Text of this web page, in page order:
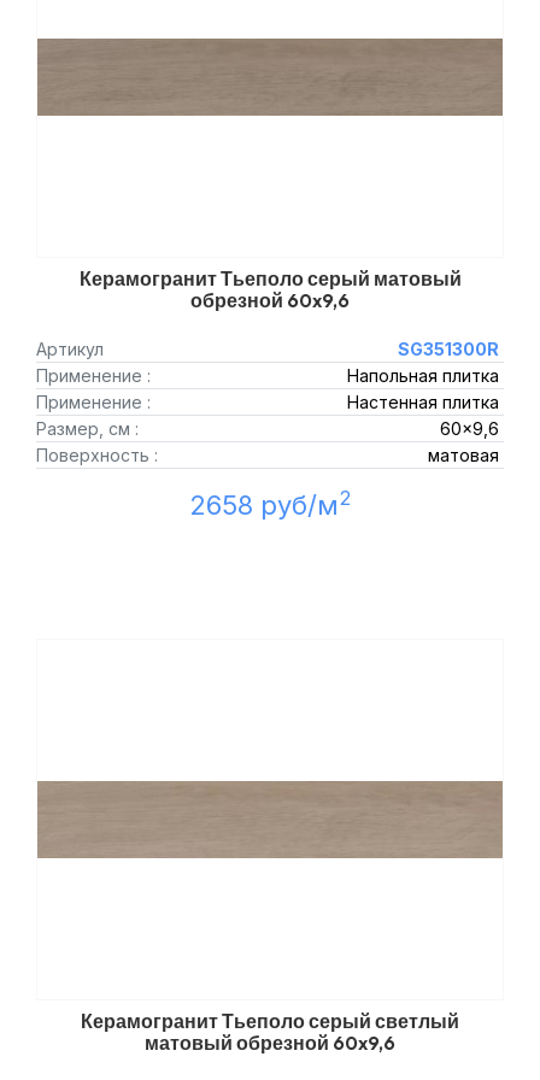
Керамогранит Тьеполо серый матовый
обрезной 60x9,6
Артикул
SG351300R
Применение :
Напольная плитка
Применение :
Настенная плитка
Размер, см :
60x9,6
Поверхность :
матовая
2658 руб/м2
Керамогранит Тьеполо серый светлый
матовый обрезной 60x9,6